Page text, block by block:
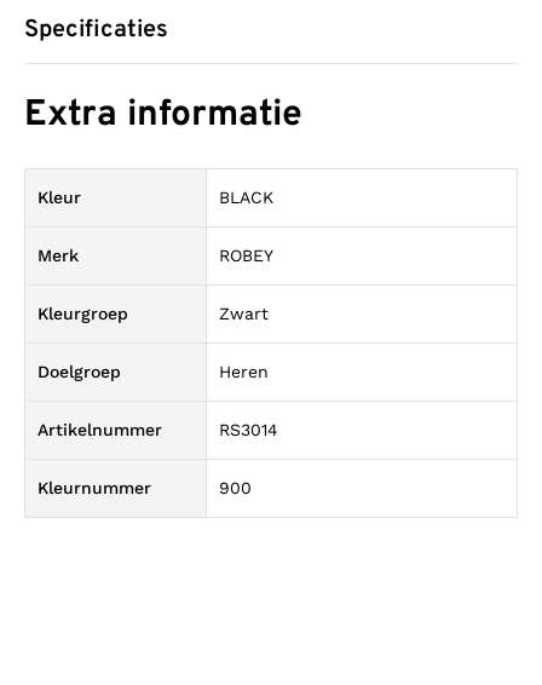
Specificaties
Extra informatie
Kleur BLACK
Merk ROBEY
Kleurgroep Zwart
Doelgroep Heren
Artikelnummer RS3014
Kleurnummer 900